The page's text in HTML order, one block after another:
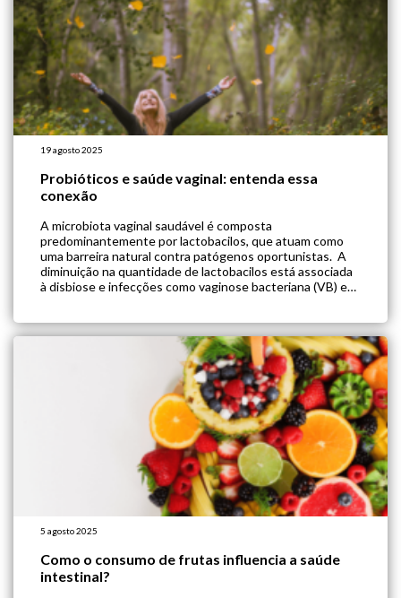
19 agosto 2025
Probióticos e saúde vaginal: entenda essa
conexão
A microbiota vaginal saudável é composta
predominantemente por lactobacilos, que atuam como
uma barreira natural contra patógenos oportunistas. A
diminuição na quantidade de lactobacilos está associada
à disbiose e infecções como vaginose bacteriana (VB) e
restaurar o equilíbrio vaginal. […]
5 agosto 2025
Como o consumo de frutas influencia a saúde
intestinal?